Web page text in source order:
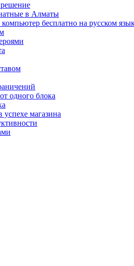
в Алматы
бесплатно на русском
одного блока
магазина